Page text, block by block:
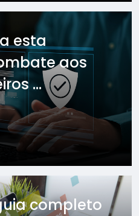
esta
aos
...
completo